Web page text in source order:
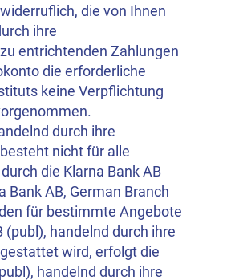
die von Ihnen
ihre
entrichtenden Zahlungen
die erforderliche
keine Verpflichtung
durch ihre
nicht für alle
die Klarna Bank AB
Bank AB, German Branch
für bestimmte Angebote
handelnd durch ihre
wird, erfolgt die
handelnd durch ihre